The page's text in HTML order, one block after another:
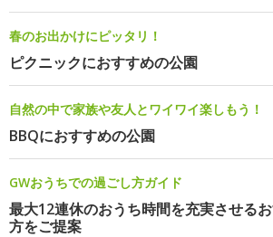
春のお出かけにピッタリ！
ピクニックにおすすめの公園
自然の中で家族や友人とワイワイ楽しもう！
BBQにおすすめの公園
GWおうちでの過ごし方ガイド
最大12連休のおうち時間を充実させる
方をご提案